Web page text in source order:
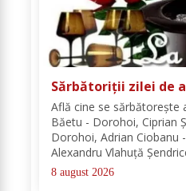
Sărbătoriții zilei de
Află cine se sărbătoreşte
Băetu - Dorohoi, Ciprian
Dorohoi, Adrian Ciobanu
Alexandru Vlahuță
de familie comuna Vârfu
News urează tuturor La
8 august 2026